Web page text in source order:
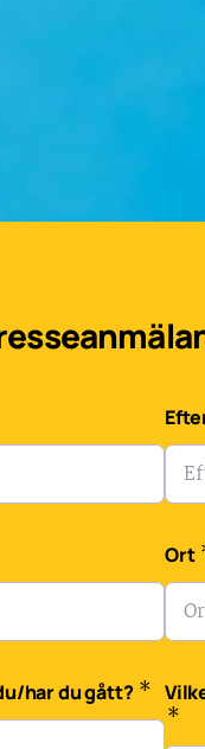
Ort
har du gått? *
*